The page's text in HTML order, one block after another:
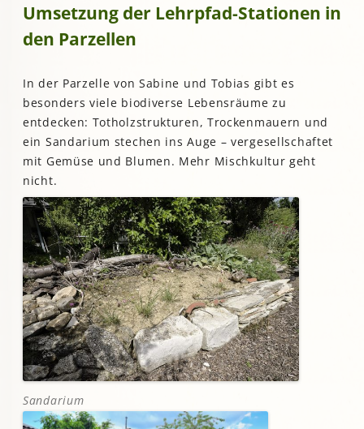
Umsetzung der Lehrpfad-Stationen in
den Parzellen
In der Parzelle von Sabine und Tobias gibt es
besonders viele biodiverse Lebensräume zu
entdecken: Totholzstrukturen, Trockenmauern und
ein Sandarium stechen ins Auge – vergesellschaftet
mit Gemüse und Blumen. Mehr Mischkultur geht
nicht.
Sandarium